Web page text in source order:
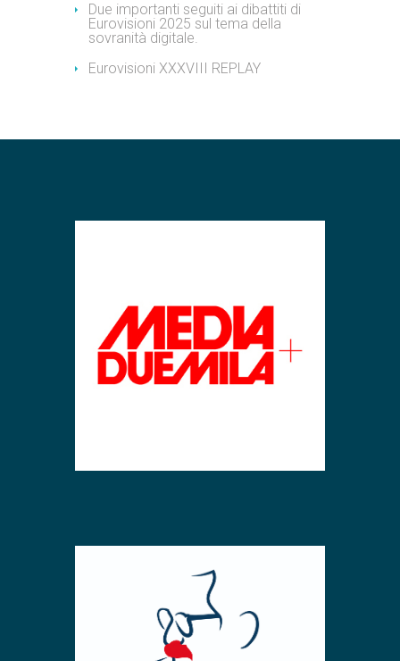
Due importanti seguiti ai dibattiti di
Eurovisioni 2025 sul tema della
sovranità digitale.
Eurovisioni XXXVIII REPLAY